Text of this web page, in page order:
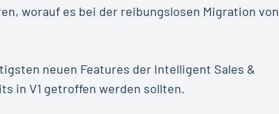
worauf es bei der reibungslosen Migration von
neuen Features der Intelligent Sales &
in V1 getroffen werden sollten.